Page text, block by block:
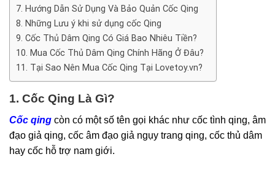
7. Hướng Dẫn Sử Dụng Và Bảo Quản Cốc Qing
8. Những Lưu ý khi sử dụng cốc Qing
9. Cốc Thủ Dâm Qing Có Giá Bao Nhiêu Tiền?
10. Mua Cốc Thủ Dâm Qing Chính Hãng Ở Đâu?
11. Tại Sao Nên Mua Cốc Qing Tại Lovetoy.vn?
1. Cốc Qing Là Gì?
Cốc qing còn có một số tên gọi khác như cốc tình qing, âm
đạo giả qing, cốc âm đạo giả ngụy trang qing, cốc thủ dâm
hay cốc hỗ trợ nam giới.